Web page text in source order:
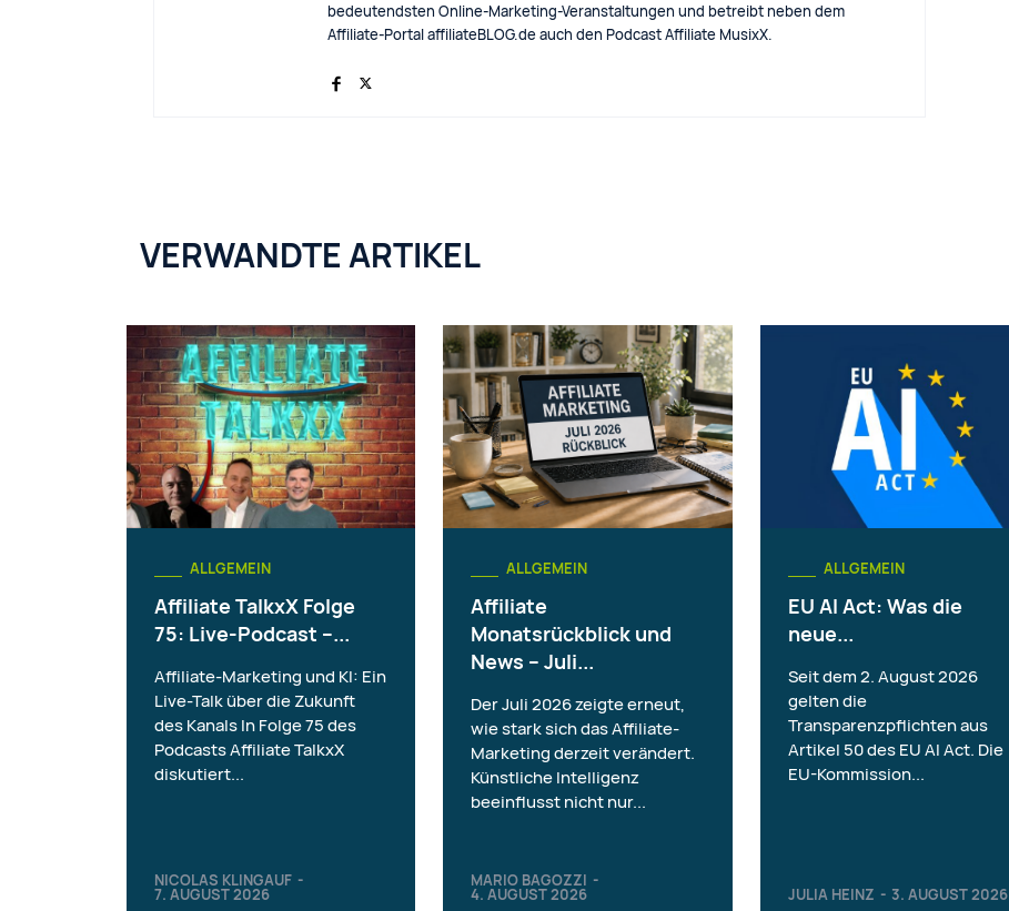
bedeutendsten Online-Marketing-Veranstaltungen und betreibt neben dem
Affiliate-Portal affiliateBLOG.de auch den Podcast Affiliate MusixX.
VERWANDTE ARTIKEL
ALLGEMEIN
Affiliate TalkxX Folge
75: Live-Podcast –...
NICOLAS KLINGAUF -
7. AUGUST 2026
Affiliate-Marketing und KI: Ein
Live-Talk über die Zukunft
des Kanals In Folge 75 des
Podcasts Affiliate TalkxX
diskutiert...
ALLGEMEIN
Affiliate
Monatsrückblick und
News – Juli...
MARIO BAGOZZI -
4. AUGUST 2026
Der Juli 2026 zeigte erneut,
wie stark sich das Affiliate-
Marketing derzeit verändert.
Künstliche Intelligenz
beeinflusst nicht nur...
ALLGEMEIN
EU AI Act: Was die
neue...
JULIA HEINZ - 3. AUGUST 2026
Seit dem 2. August 2026
gelten die
Transparenzpflichten aus
Artikel 50 des EU AI Act. Die
EU-Kommission...